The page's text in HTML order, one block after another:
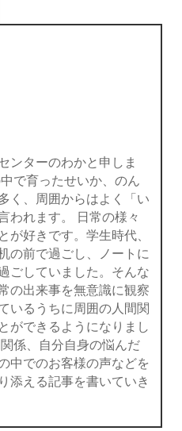
ンターのわかと申しま
で育ったせいか、のん
く、周囲からはよく「い
われます。 日常の様々
が好きです。学生時代、
の前で過ごし、ノートに
ごしていました。そんな
の出来事を無意識に観察
いるうちに周囲の人間関
ができるようになりまし
係、自分自身の悩んだ
中でのお客様の声などを
添える記事を書いていき